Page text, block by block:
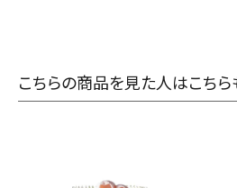
こちらの商品を見た人はこち